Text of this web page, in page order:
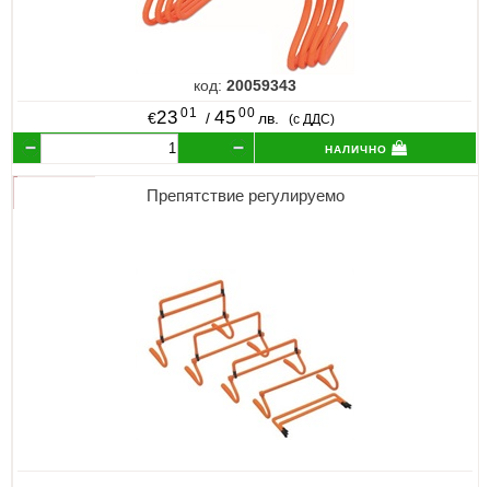
код: 20059343
€23 01 / 45 00 лв. (с ДДС)
налично
Препятствие регулируемо